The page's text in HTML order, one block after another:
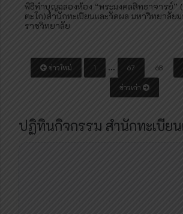
พิธีทำบุญฉลองห้อง “พระมงคลสิทธาจารย์”
ตะโก)​สำนักทะเบียนและวัดผล มหาวิทยาลัย
ราชวิทยาลัย
t
ข่าวใหม่ 1 … 67 68
ข่าวเก่า
ปฏิทินกิจกรรม สำนักทะเบีย